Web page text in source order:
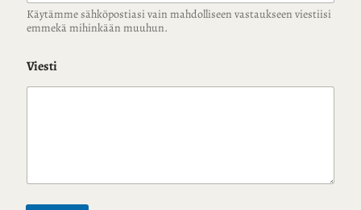
Käytämme sähköpostiasi vain mahdolliseen vastaukseen viestiisi
emmekä mihinkään muuhun.
Viesti